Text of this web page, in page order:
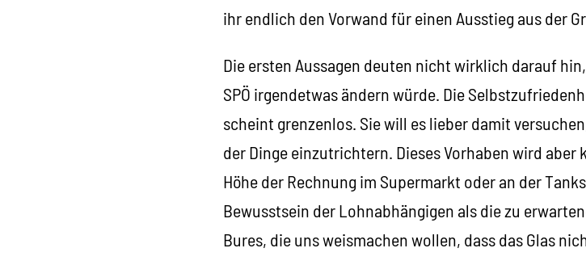
ihr endlich den Vorwand für einen Ausstieg aus der
Die ersten Aussagen deuten nicht wirklich darauf
SPÖ irgendetwas ändern würde. Die
scheint grenzenlos. Sie will es lieber damit
der Dinge einzutrichtern. Dieses Vorhaben wird
Höhe der Rechnung im Supermarkt oder an der
Bewusstsein der Lohnabhängigen als die zu
Bures, die uns weismachen wollen, dass das Glas